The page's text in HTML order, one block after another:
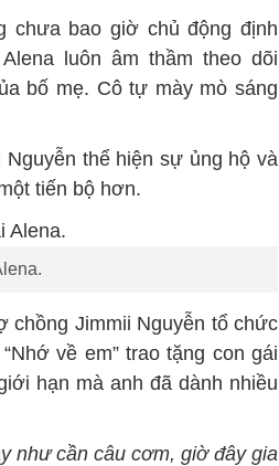
chưa bao giờ chủ động định
luôn âm thầm theo dõi
bố mẹ. Cô tự mày mò sáng
thể hiện sự ủng hộ và
tiến bộ hơn.
chồng Jimmii Nguyễn tổ chức
về em” trao tặng con gái
hạn mà anh đã dành nhiều
như cần câu cơm, giờ đây gia